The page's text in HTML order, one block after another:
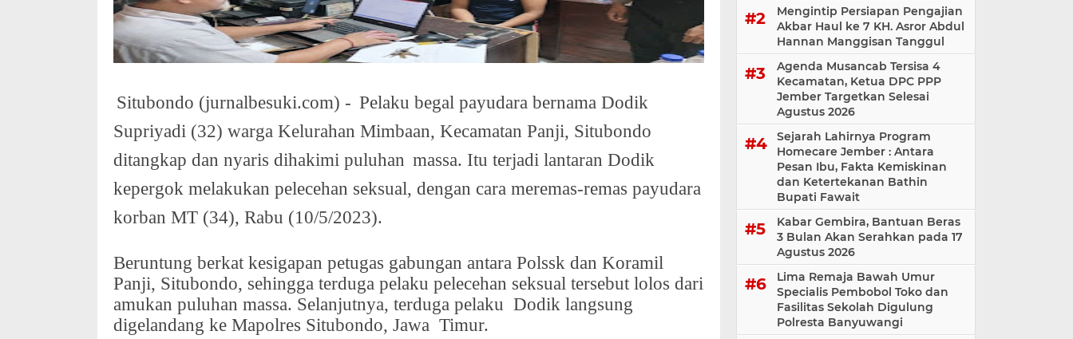
Situbondo (jurnalbesuki.com) - Pelaku begal payudara bernama Dodik
Supriyadi (32) warga Kelurahan Mimbaan, Kecamatan Panji, Situbondo
ditangkap dan nyaris dihakimi puluhan massa. Itu terjadi lantaran Dodik
kepergok melakukan pelecehan seksual, dengan cara meremas-remas payudara
korban MT (34), Rabu (10/5/2023).
Beruntung berkat kesigapan petugas gabungan antara Polssk dan Koramil
Panji, Situbondo, sehingga terduga pelaku pelecehan seksual tersebut lolos dari
amukan puluhan massa. Selanjutnya, terduga pelaku Dodik langsung
digelandang ke Mapolres Situbondo, Jawa Timur.
Mengintip Persiapan Pengajian
Akbar Haul ke 7 KH. Asror Abdul
Hannan Manggisan Tanggul
Agenda Musancab Tersisa 4
Kecamatan, Ketua DPC PPP
Jember Targetkan Selesai
Agustus 2026
Sejarah Lahirnya Program
Homecare Jember : Antara
Pesan Ibu, Fakta Kemiskinan
dan Ketertekanan Bathin
Bupati Fawait
Kabar Gembira, Bantuan Beras
3 Bulan Akan Serahkan pada 17
Agustus 2026
Lima Remaja Bawah Umur
Specialis Pembobol Toko dan
Fasilitas Sekolah Digulung
Polresta Banyuwangi